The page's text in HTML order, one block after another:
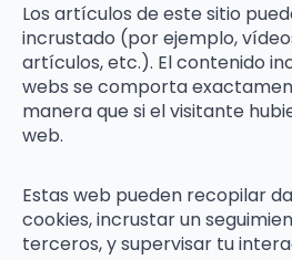
Los artículos de este sitio
incrustado (por ejemplo,
artículos, etc.). El contenido
webs se comporta
manera que si el visitante
web.
Estas web pueden recopilar
cookies, incrustar un
terceros, y supervisar tu